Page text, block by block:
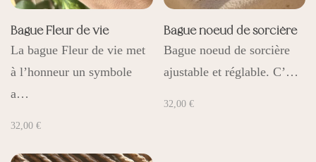
Bague Fleur de vie
La bague Fleur de vie met
à l’honneur un symbole
a…
32,00 €
Bague noeud de sorcière
Bague noeud de sorcière
ajustable et réglable. C’…
32,00 €